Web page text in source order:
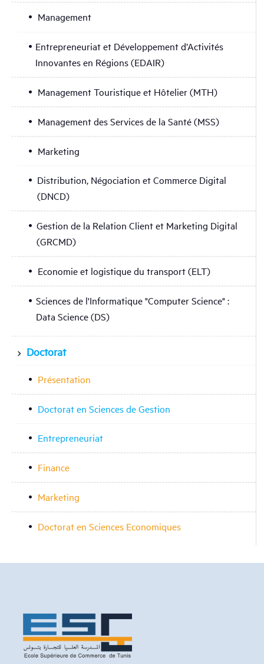
Management
Entrepreneuriat et Développement d’Activités
Innovantes en Régions (EDAIR)
Management Touristique et Hôtelier (MTH)
Management des Services de la Santé (MSS)
Marketing
Distribution, Négociation et Commerce Digital
(DNCD)
Gestion de la Relation Client et Marketing Digital
(GRCMD)
Economie et logistique du transport (ELT)
Sciences de l'Informatique "Computer Science" :
Data Science (DS)
Doctorat
Présentation
Doctorat en Sciences de Gestion
Entrepreneuriat
Finance
Marketing
Doctorat en Sciences Economiques